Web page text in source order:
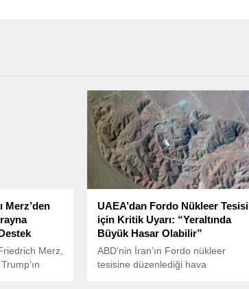
Merz’den
Merz,
UAEA’dan Fordo Nükleer Tesisi
için Kritik Uyarı: “Yeraltında
Büyük Hasar Olabilir”
ABD’nin İran’ın Fordo nükleer
tesisine düzenlediği hava